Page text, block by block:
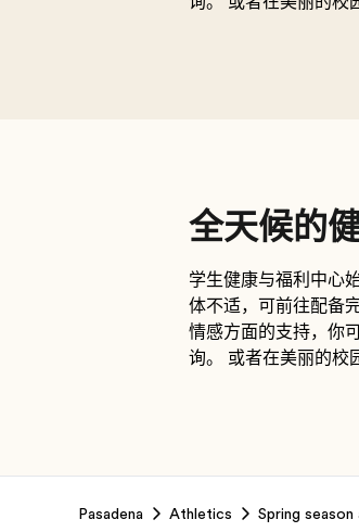
全天候的
学生健康与福利中心
体不适，可前往配备
情感方面的支持，你
询。 或者在美丽的校
Pasadena Athletics Spring